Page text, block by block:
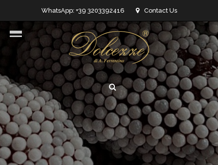
WhatsApp: +39 3203392416 Contact Us
info@dolcezzedicioccolato.it